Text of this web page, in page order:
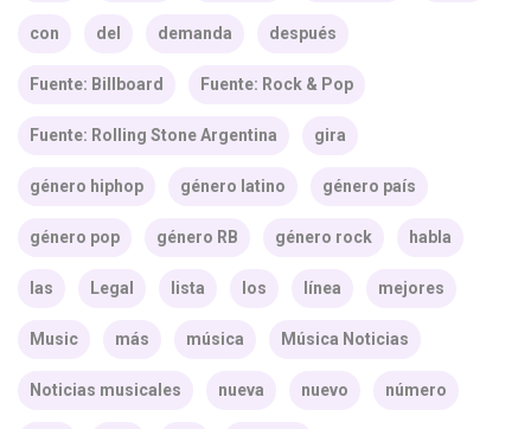
con del demanda después
Fuente: Billboard Fuente: Rock & Pop
Fuente: Rolling Stone Argentina gira
género hiphop género latino género país
género pop género RB género rock habla
las Legal lista los línea mejores
Music más música Música Noticias
Noticias musicales nueva nuevo número